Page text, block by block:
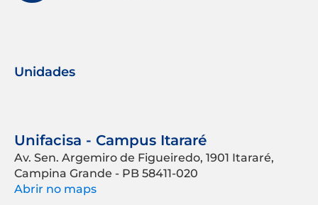
Unidades
Unifacisa - Campus Itararé
Av. Sen. Argemiro de Figueiredo, 1901 Itararé,
Campina Grande - PB 58411-020
Abrir no maps